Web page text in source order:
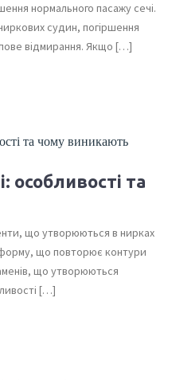
нормального пасажу сечі.
судин, погіршення
відмирання. Якщо […]
особливості та
що утворюються в нирках
що повторює контури
що утворюються
[…]